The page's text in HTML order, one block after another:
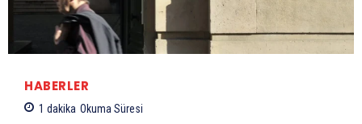
HABERLER
1 dakika Okuma Süresi